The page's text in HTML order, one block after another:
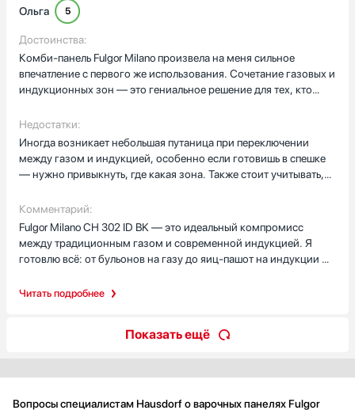
Читать подробнее
Ольга 5
Достоинства:
Комби-панель Fulgor Milano произвела на меня сильное
впечатление с первого же использования. Сочетание газовых и
индукционных зон — это гениальное решение для тех, кто
стабильные, пламя регулируется плавно, что особенно ценно
при тушении или приготовлении соусов. Индукционные зоны,
в свою очередь, мгновенно реагируют на изменения
температуры — идеально для быстрого кипячения или точного
контроля при готовке деликатных блюд. Управление
таймер, блокировка от детей. Поверхность из закалённого
стекла выглядит стильно и легко очищается — даже засохший
сахар или пролитое молоко не оставляют следов после
простого протирания.
Недостатки:
Иногда возникает небольшая путаница при переключении
между газом и индукцией, особенно если готовишь в спешке
— нужно привыкнуть, где какая зона. Также стоит учитывать,
мощности может ощущаться лёгкое повышение температуры
на краях панели, хотя это не влияет на безопасность. Ещё один
момент — звуковой сигнал при активации индукции довольно
резкий, но его можно отключить в настройках, что я и сделала.
Комментарий:
Fulgor Milano CH 302 ID BK — это идеальный компромисс
между традиционным газом и современной индукцией. Я
готовлю всё: от бульонов на газу до яиц-пашот на индукции —
вписалась в мой кухонный гарнитур, несмотря на смешанный
сборки и внимание к деталям. Для тех, кто не хочет выбирать
Показать ещё
Вопросы специалистам Hausdorf о варочных панелях Fulgor